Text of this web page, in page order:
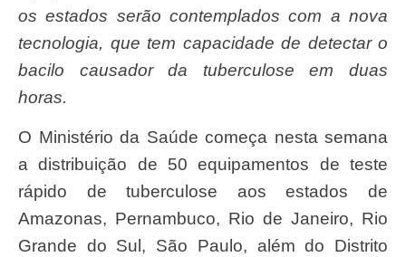
os estados serão contemplados com a nova
tecnologia, que tem capacidade de detectar o
bacilo causador da tuberculose em duas
horas.
O Ministério da Saúde começa nesta semana
a distribuição de 50 equipamentos de teste
rápido de tuberculose aos estados de
Amazonas, Pernambuco, Rio de Janeiro, Rio
Grande do Sul, São Paulo, além do Distrito